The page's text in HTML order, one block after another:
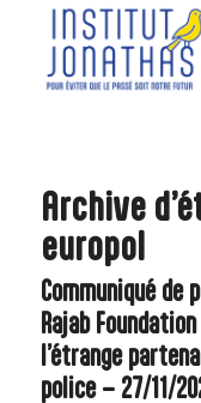
Archive
europol
Communiqué de
Rajab
l’étrange
police – 27/11/